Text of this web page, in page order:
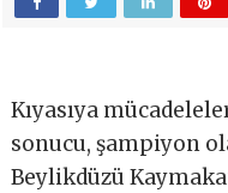
Kıyasıya
sonucu, şampiyon
Beylikdüzü